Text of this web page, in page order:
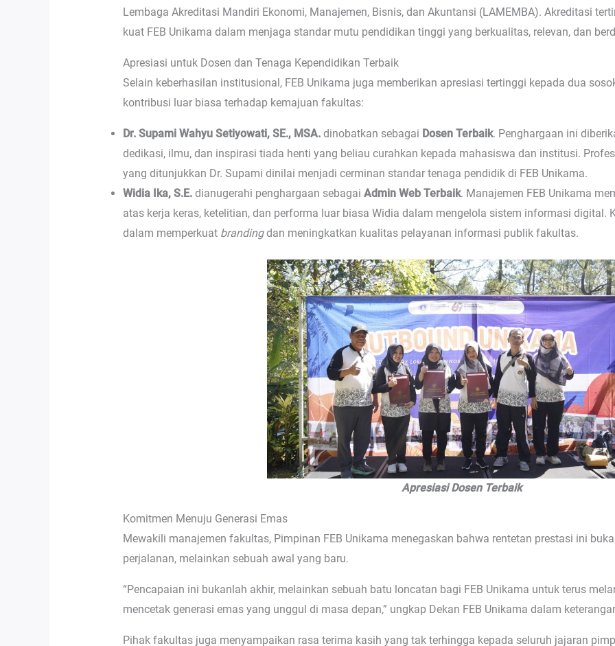
Lembaga Akreditasi Mandiri Ekonomi, Manajemen, Bisnis, dan Akuntansi (LAMEMBA). Akreditasi
kuat FEB Unikama dalam menjaga standar mutu pendidikan tinggi yang berkualitas, relevan, dan
Apresiasi untuk Dosen dan Tenaga Kependidikan Terbaik
Selain keberhasilan institusional, FEB Unikama juga memberikan apresiasi tertinggi kepada dua
kontribusi luar biasa terhadap kemajuan fakultas:
Dr. Supami Wahyu Setiyowati, SE., MSA.dinobatkan sebagai Dosen Terbaik. Penghargaan ini
dedikasi, ilmu, dan inspirasi tiada henti yang beliau curahkan kepada mahasiswa dan institusi.
yang ditunjukkan Dr. Supami dinilai menjadi cerminan standar tenaga pendidik di FEB Unikama.
Widia Ika, S.E.dianugerahi penghargaan sebagai Admin Web Terbaik. Manajemen FEB Unikama
atas kerja keras, ketelitian, dan performa luar biasa Widia dalam mengelola sistem informasi digital.
dalam memperkuat brandingdan meningkatkan kualitas pelayanan informasi publik fakultas.
Apresiasi Dosen Terbaik
Komitmen Menuju Generasi Emas
Mewakili manajemen fakultas, Pimpinan FEB Unikama menegaskan bahwa rentetan prestasi ini
perjalanan, melainkan sebuah awal yang baru.
“Pencapaian ini bukanlah akhir, melainkan sebuah batu loncatan bagi FEB Unikama untuk terus
mencetak generasi emas yang unggul di masa depan,” ungkap Dekan FEB Unikama dalam
Pihak fakultas juga menyampaikan rasa terima kasih yang tak terhingga kepada seluruh jajaran